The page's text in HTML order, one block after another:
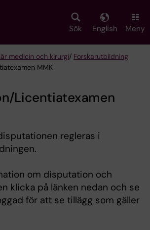
Sök English Meny
medicin och kirurgi/ Forskarutbildning
MMK
Licentiatexamen
regleras i
om disputation och
klicka på länken nedan och se
för att se tillägg som gäller